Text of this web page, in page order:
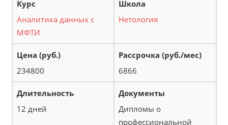
Аналитика данных с
МФТИ
Нетология
234800 6866
12 дней
Дипломы о
профессиональной